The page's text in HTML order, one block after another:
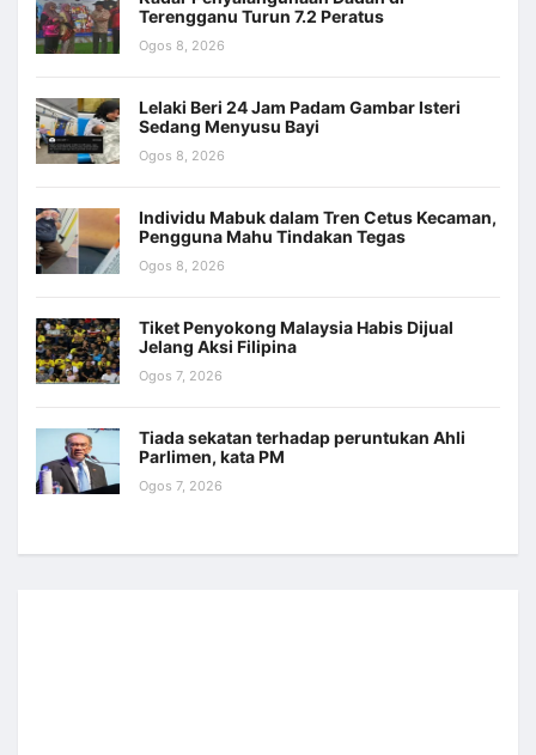
Terengganu Turun 7.2 Peratus
Ogos 8, 2026
Lelaki Beri 24 Jam Padam Gambar Isteri
Sedang Menyusu Bayi
Ogos 8, 2026
Individu Mabuk dalam Tren Cetus Kecaman,
Pengguna Mahu Tindakan Tegas
Ogos 8, 2026
Tiket Penyokong Malaysia Habis Dijual
Jelang Aksi Filipina
Ogos 7, 2026
Tiada sekatan terhadap peruntukan Ahli
Parlimen, kata PM
Ogos 7, 2026